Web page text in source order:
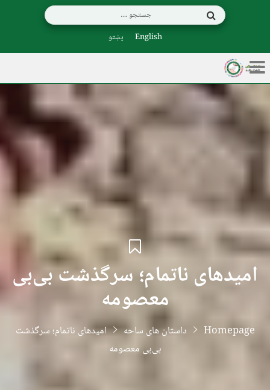
English پښتو
امیدهای ناتمام؛ سرگذشت بی‌بی
معصومه
Homepage داستان های ساحه
امیدهای ناتمام؛ سرگذشت
بی‌بی معصومه